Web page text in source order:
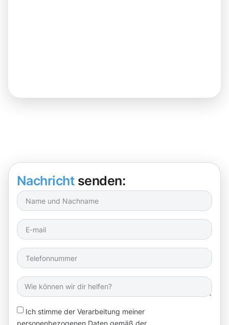
Nachricht senden:
Ich stimme der Verarbeitung meiner
personenbezogenen Daten gemäß der